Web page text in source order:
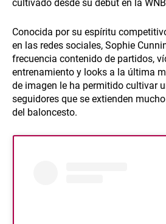
cultivado desde su debut en la
Conocida por su espíritu
en las redes sociales, Sophie
frecuencia contenido de partidos,
entrenamiento y looks a la última
de imagen le ha permitido cultivar
seguidores que se extienden
del baloncesto.